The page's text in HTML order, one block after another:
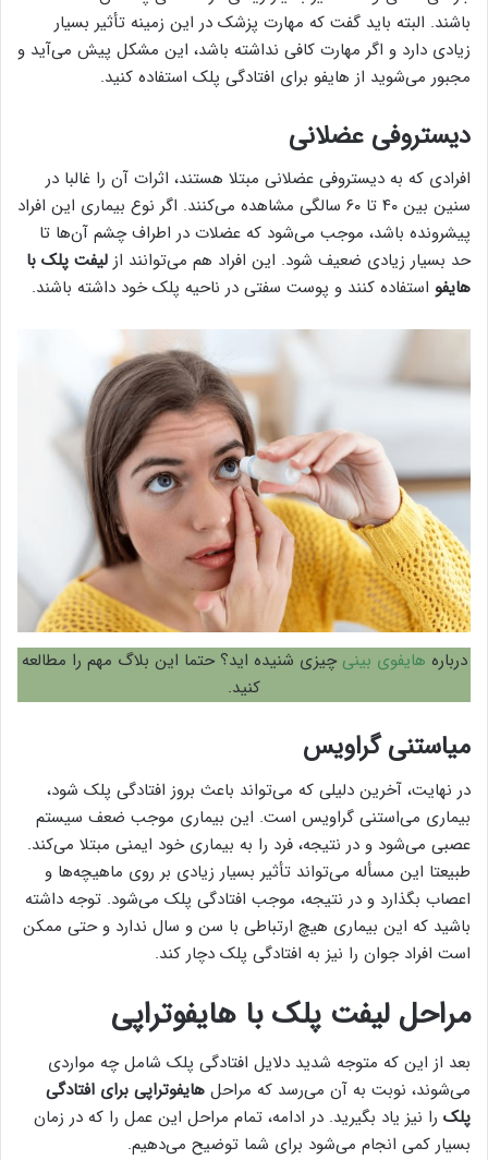
باشند. البته باید گفت که مهارت پزشک در این زمینه تأثیر بسیار
زیادی دارد و اگر مهارت کافی نداشته باشد، این مشکل پیش می‌آید و
مجبور می‌شوید از هایفو برای افتادگی پلک استفاده کنید.
دیستروفی عضلانی
افرادی که به دیستروفی عضلانی مبتلا هستند، اثرات آن را غالبا در
سنین بین ۴۰ تا ۶۰ سالگی مشاهده می‌کنند. اگر نوع بیماری این افراد
پیشرونده باشد، موجب می‌شود که عضلات در اطراف چشم آن‌ها تا
حد بسیار زیادی ضعیف شود. این افراد هم می‌توانند از لیفت پلک با
هایفو استفاده کنند و پوست سفتی در ناحیه پلک خود داشته باشند.
درباره هایفوی بینی چیزی شنیده اید؟ حتما این بلاگ مهم را مطالعه
کنید.
میاستنی گراویس
در نهایت، آخرین دلیلی که می‌تواند باعث بروز افتادگی پلک شود،
بیماری می‌استنی گراویس است. این بیماری موجب ضعف سیستم
عصبی می‌شود و در نتیجه، فرد را به بیماری خود ایمنی مبتلا می‌کند.
طبیعتا این مسأله می‌تواند تأثیر بسیار زیادی بر روی ماهیچه‌ها و
اعصاب بگذارد و در نتیجه، موجب افتادگی پلک می‌شود. توجه داشته
باشید که این بیماری هیچ ارتباطی با سن و سال ندارد و حتی ممکن
است افراد جوان را نیز به افتادگی پلک دچار کند.
مراحل لیفت پلک با هایفوتراپی
بعد از این که متوجه شدید دلایل افتادگی پلک شامل چه مواردی
می‌شوند، نوبت به آن می‌رسد که مراحل هایفوتراپی برای افتادگی
پلک را نیز یاد بگیرید. در ادامه، تمام مراحل این عمل را که در زمان
بسیار کمی انجام می‌شود برای شما توضیح می‌دهیم.